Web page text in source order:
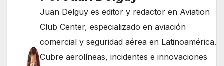
Juan Delguy es editor y redactor en Aviation
Club Center, especializado en aviación
comercial y seguridad aérea en Latinoamérica.
Cubre aerolíneas, incidentes e innovaciones